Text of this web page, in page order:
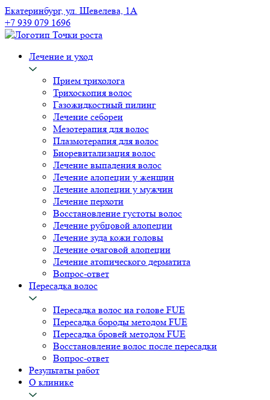
Екатеринбург, ул. Шевелева, 1А
+7 939 079 1696
Лечение и уход
Прием трихолога
Трихоскопия волос
Газожидкостный пилинг
Лечение себореи
Мезотерапия для волос
Плазмотерапия для волос
Биоревитализация волос
Лечение выпадения волос
Лечение алопеции у женщин
Лечение алопеции у мужчин
Лечение перхоти
Восстановление густоты волос
Лечение рубцовой алопеции
Лечение зуда кожи головы
Лечение очаговой алопеции
Лечение атопического дерматита
Вопрос-ответ
Пересадка волос
Пересадка волос на голове FUE
Пересадка бороды методом FUE
Пересадка бровей методом FUE
Восстановление волос после пересадки
Вопрос-ответ
Результаты работ
О клинике